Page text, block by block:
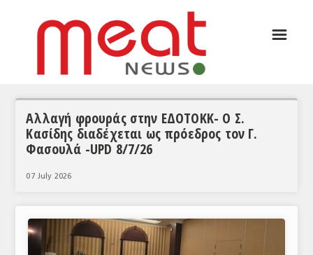
ΣΥΝΕΝΤΕΥΞΕΙΣ
ΚΟΣΜΟΣ
ΕΙΔΗΣΕΙΣ
☰
Αλλαγή φρουράς στην ΕΔΟΤΟΚΚ- Ο Σ.
Κασίδης διαδέχεται ως πρόεδρος τον Γ.
Φασουλά -UPD 8/7/26
07 July 2026